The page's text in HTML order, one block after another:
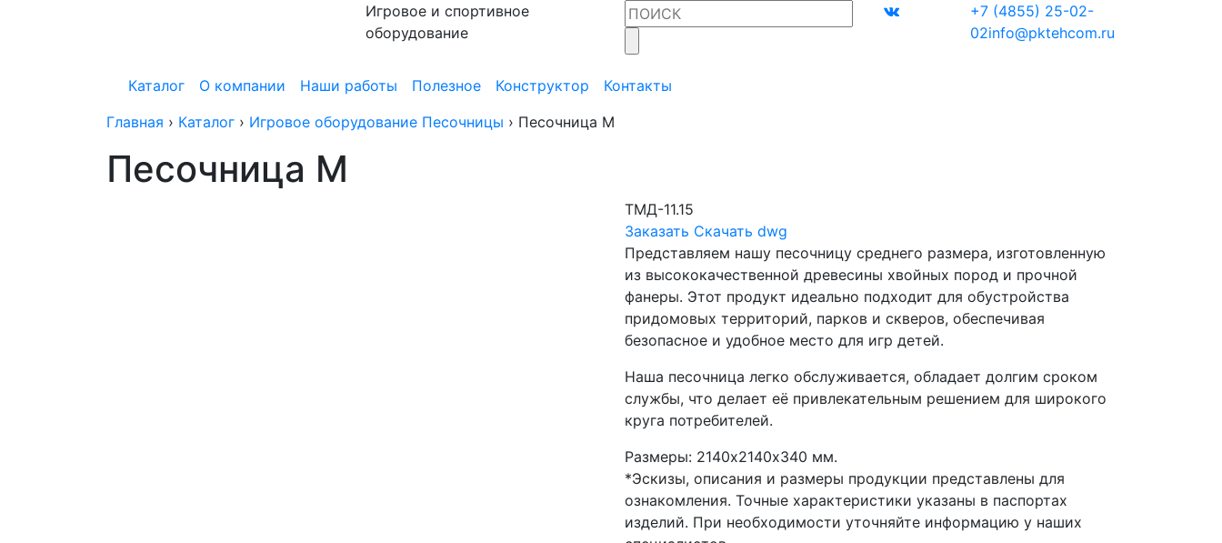
Игровое и спортивное
оборудование
+7 (4855) 25-02-
02info@pktehcom.ru
Каталог О компании Наши работы Полезное Конструктор
Контакты
Главная › Каталог › Игровое оборудование Песочницы › Песочница M
Песочница M
ТМД-11.15
Заказать Скачать dwg
Представляем нашу песочницу среднего размера, изготовленную
из высококачественной древесины хвойных пород и прочной
фанеры. Этот продукт идеально подходит для обустройства
придомовых территорий, парков и скверов, обеспечивая
безопасное и удобное место для игр детей.
Наша песочница легко обслуживается, обладает долгим сроком
службы, что делает её привлекательным решением для широкого
круга потребителей.
Размеры: 2140х2140х340 мм.
*Эскизы, описания и размеры продукции представлены для
ознакомления. Точные характеристики указаны в паспортах
изделий. При необходимости уточняйте информацию у наших